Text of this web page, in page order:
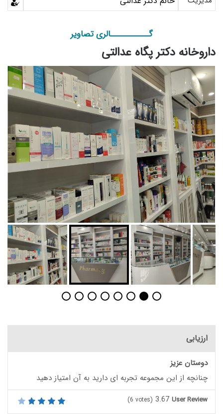
گـــــــــــالری تصاویر
داروخانه دکتر پگاه عدالتی
ارزیابی
دوستان عزیز
چنانچه از این مجموعه تجربه ای دارید به آن امتیاز دهید
User Review
3.67
(6 votes)